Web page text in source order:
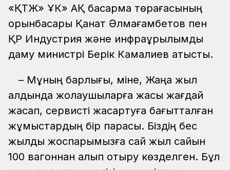
«ҚТЖ» ҰК» АҚ басқарма төрағасының
орынбасары Қанат Әлмағамбетов пен
ҚР Индустрия және инфрақұрылымдық
даму министрі Берік Камалиев қатысты.
– Мұның барлығы, міне, Жаңа жыл
алдында жолаушыларға жақсы жағдай
жасап, сервисті жақсартуға бағытталған
жұмыстардың бір парасы. Біздің бес
жылдық жоспарымызға сай жыл сайын
100 вагоннан алып отыру көзделген. Бұл